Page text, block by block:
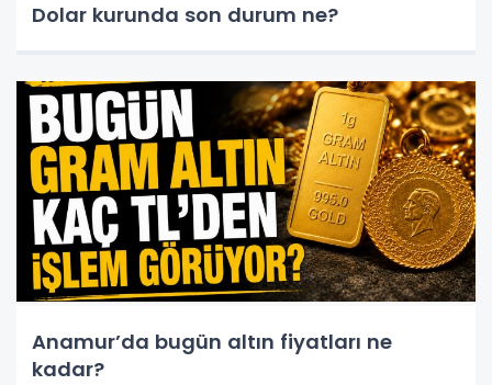
Dolar kurunda son durum ne?
Anamur’da bugün altın fiyatları ne
kadar?